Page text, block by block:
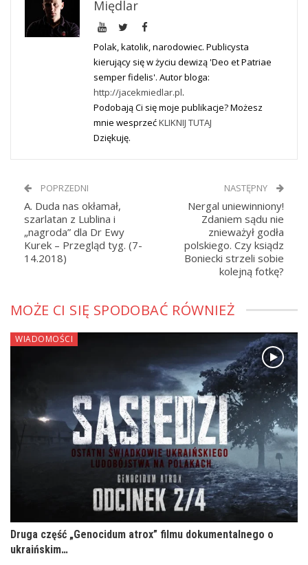
Międlar
Polak, katolik, narodowiec. Publicysta
kierujący się w życiu dewizą 'Deo et Patriae
semper fidelis'. Autor bloga:
http://jacekmiedlar.pl.
Podobają Ci się moje publikacje? Możesz
mnie wesprzećKLIKNIJ TUTAJ
Dziękuję.
POPRZEDNI
A. Duda nas okłamał,
szarlatan z Lublina i
„nagroda” dla Dr Ewy
Kurek – Przegląd tyg. (7-
14.2018)
NASTĘPNY
Nergal uniewinniony!
Zdaniem sądu nie
znieważył godła
polskiego. Czy ksiądz
Boniecki strzeli sobie
kolejną fotkę?
MOŻE CI SIĘ SPODOBAĆ RÓWNIEŻ
WIADOMOŚCI
Druga część „Genocidum atrox” filmu dokumentalnego o
ukraińskim…